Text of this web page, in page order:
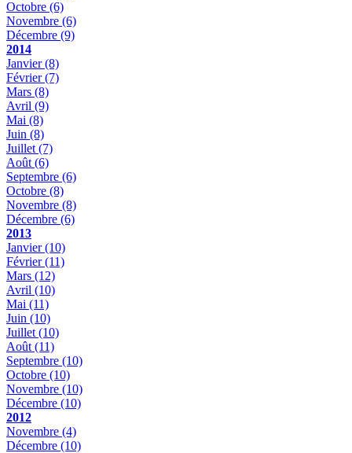
Octobre (6)
Novembre (6)
Décembre (9)
2014
Janvier(8)
Février(7)
Mars (8)
Avril (9)
Mai (8)
Juin (8)
Juillet (7)
Août (6)
Septembre (6)
Octobre (8)
Novembre (8)
Décembre (6)
2013
Janvier(10)
Février(11)
Mars (12)
Avril (10)
Mai (11)
Juin (10)
Juillet (10)
Août (11)
Septembre (10)
Octobre (10)
Novembre (10)
Décembre (10)
2012
Novembre (4)
Décembre (10)